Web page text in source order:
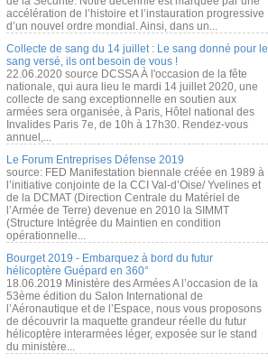
accélération de l’histoire et l’instauration progressive
d’un nouvel ordre mondial. Ainsi, dans un...
Collecte de sang du 14 juillet : Le sang donné pour le
sang versé, ils ont besoin de vous !
22.06.2020 source DCSSA À l'occasion de la fête
nationale, qui aura lieu le mardi 14 juillet 2020, une
collecte de sang exceptionnelle en soutien aux
armées sera organisée, à Paris, Hôtel national des
Invalides Paris 7e, de 10h à 17h30. Rendez-vous
annuel,...
Le Forum Entreprises Défense 2019
source: FED Manifestation biennale créée en 1989 à
l’initiative conjointe de la CCI Val-d’Oise/ Yvelines et
de la DCMAT (Direction Centrale du Matériel de
l’Armée de Terre) devenue en 2010 la SIMMT
(Structure Intégrée du Maintien en condition
opérationnelle...
Bourget 2019 - Embarquez à bord du futur
hélicoptère Guépard en 360°
18.06.2019 Ministère des Armées A l’occasion de la
53ème édition du Salon International de
l’Aéronautique et de l’Espace, nous vous proposons
de découvrir la maquette grandeur réelle du futur
hélicoptère interarmées léger, exposée sur le stand
du ministère...